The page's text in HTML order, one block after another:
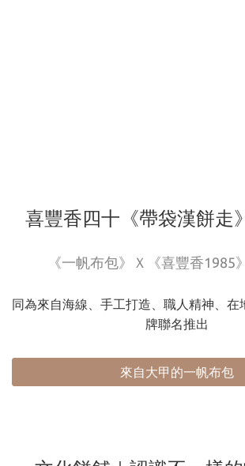
喜豐香四十《帶袋漢餅走
《一帆布包》Ｘ《喜豐香1985
同為來自海線、手工打造、職人精神、在
牌聯名推出
來自大甲的一帆布包